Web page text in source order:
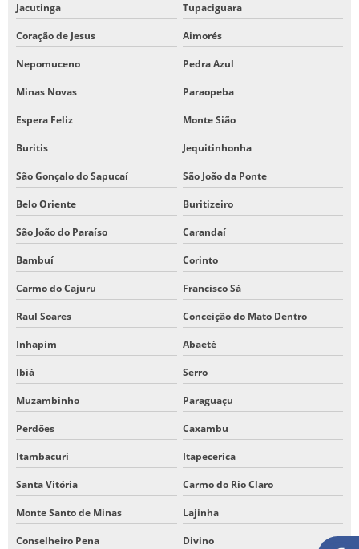
Jacutinga Tupaciguara
Coração de Jesus Aimorés
Nepomuceno Pedra Azul
Minas Novas Paraopeba
Espera Feliz Monte Sião
Buritis Jequitinhonha
São Gonçalo do Sapucaí São João da Ponte
Belo Oriente Buritizeiro
São João do Paraíso Carandaí
Bambuí Corinto
Carmo do Cajuru Francisco Sá
Raul Soares Conceição do Mato Dentro
Inhapim Abaeté
Ibiá Serro
Muzambinho Paraguaçu
Perdões Caxambu
Itambacuri Itapecerica
Santa Vitória Carmo do Rio Claro
Monte Santo de Minas Lajinha
Conselheiro Pena Divino